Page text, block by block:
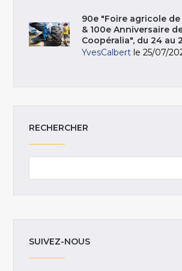
90e "Foire agricole
& 100e Anniversaire
Coopéralia", du 24 au
YvesCalbert le 25/07/
RECHERCHER
SUIVEZ-NOUS